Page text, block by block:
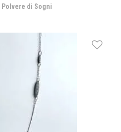
Polvere di Sogni